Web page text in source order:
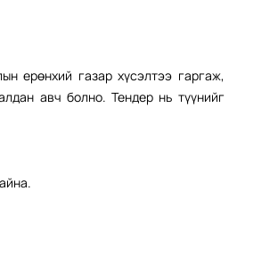
ерөнхий газар хүсэлтээ гаргаж,
авч болно. Тендер нь түүнийг